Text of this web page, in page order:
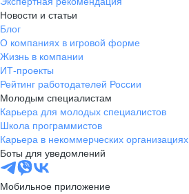
Новости и статьи
Блог
О компаниях в игровой форме
Жизнь в компании
ИТ-проекты
Рейтинг работодателей России
Молодым специалистам
Карьера для молодых специалистов
Школа программистов
Карьера в некоммерческих организациях
Боты для уведомлений
Мобильное приложение